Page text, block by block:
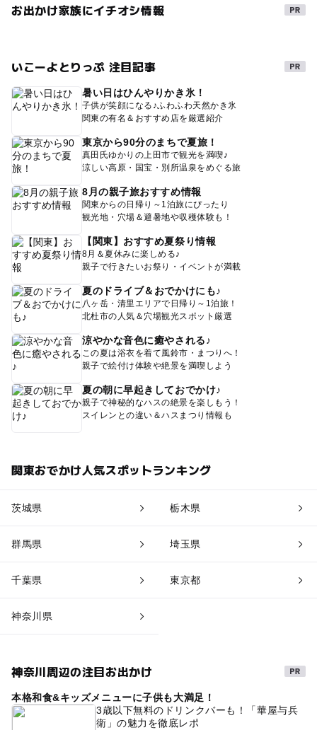
お出かけ家族にイチオシ情報
いこーよとりっぷ 注目記事
暑い日はひんやりかき氷！
子供が笑顔になる♪ふわふわ天然かき氷
関東の有名＆おすすめ店を厳選紹介
東京から90分のまちで夏旅！
真田氏ゆかりの上田市で観光を満喫♪
涼しい高原・国宝・別所温泉をめぐる旅
8月の親子旅おすすめ情報
関東からの日帰り～1泊旅にぴったり
観光地・穴場＆避暑地や収穫体験も！
【関東】おすすめ夏祭り情報
8月＆夏休みに楽しめる♪
親子で行きたいお祭り・イベントが満載
夏のドライブ＆おでかけにも♪
八ヶ岳・清里エリアで日帰り～1泊旅！
北杜市の人気＆穴場観光スポット厳選
涼やかな音色に癒やされる♪
この夏は浴衣を着て風鈴市・まつりへ！
親子で絵付け体験や絶景を満喫しよう
夏の朝に早起きしておでかけ♪
親子で神秘的なハスの絶景を楽しもう！
スイレンとの違い＆ハスまつり情報も
関東おでかけ人気スポットランキング
茨城県 栃木県
群馬県 埼玉県
千葉県 東京都
神奈川県
神奈川周辺の注目お出かけ
本格和食&キッズメニューに子供も大満足！
3歳以下無料のドリンクバーも！「華屋与兵
衛」の魅力を徹底レポ